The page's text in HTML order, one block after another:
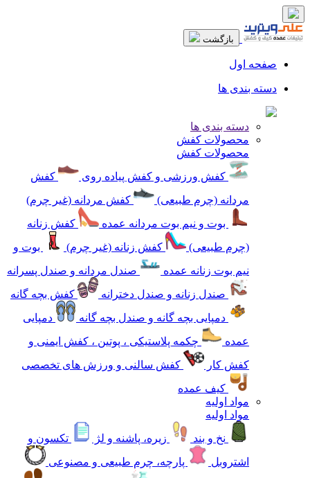
بازگشت
صفحه اول
دسته بندی ها
دسته بندی ها
محصولات کفش
محصولات کفش
کفش ورزشی و کفش پیاده روی
کفش
مردانه (چرم طبیعی)
کفش مردانه (غیر چرم)
بوت و نیم بوت مردانه عمده
کفش زنانه
(چرم طبیعی)
کفش زنانه (غیر چرم)
بوت و
نیم بوت زنانه عمده
صندل مردانه و صندل پسرانه
صندل زنانه و صندل دخترانه
کفش بچه گانه
دمپایی بچه گانه و صندل بچه گانه
دمپایی
عمده
چکمه پلاستیکی ، پوتین ، کفش ایمنی و
کفش کار
کفش سالنی و ورزش های تخصصی
کیف عمده
مواد اولیه
مواد اولیه
نخ و بند
زیره، پاشنه و لژ
تکسون و
اشتروبل
پارچه، چرم طبیعی و مصنوعی